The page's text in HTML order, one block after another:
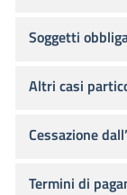
Soggetti
Altri casi
Cessazione
Termini di